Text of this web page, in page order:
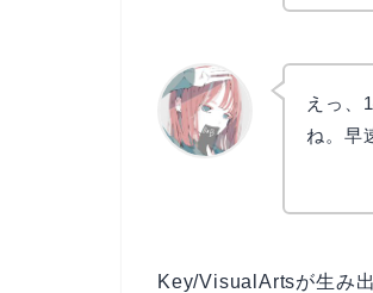
えっ、
ね。早
Key/VisualArtsが生み